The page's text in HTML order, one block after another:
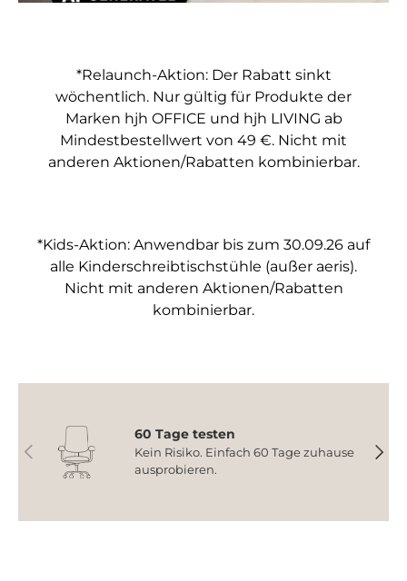
*Relaunch-Aktion: Der Rabatt sinkt
wöchentlich. Nur gültig für Produkte der
Marken hjh OFFICE und hjh LIVING ab
Mindestbestellwert von 49 €. Nicht mit
anderen Aktionen/Rabatten kombinierbar.
*Kids-Aktion: Anwendbar bis zum 30.09.26 auf
alle Kinderschreibtischstühle (außer aeris).
Nicht mit anderen Aktionen/Rabatten
kombinierbar.
Vorherige
60 Tage testen
Kein Risiko. Einfach 60 Tage zuhause
ausprobieren.